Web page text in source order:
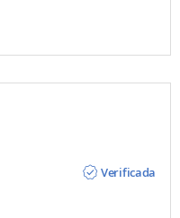
Verificada